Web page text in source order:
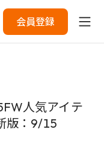
会員登録
人気アイテ
版：9/15